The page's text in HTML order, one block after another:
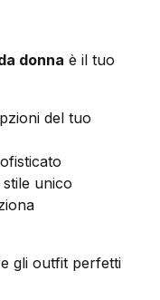
donna è il tuo
del tuo
unico
gli outfit perfetti